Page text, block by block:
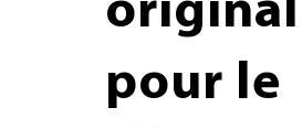
original
pour le